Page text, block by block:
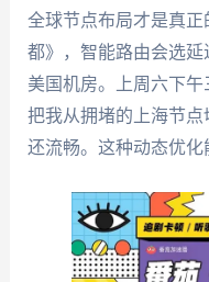
全球节点布局才是真
都》，智能路由会选延
美国机房。上周六下
把我从拥堵的上海节
还流畅。这种动态优化